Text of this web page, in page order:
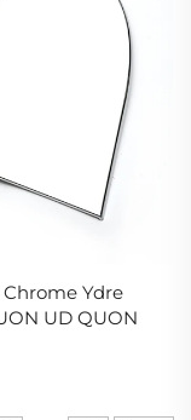
Ydre
UD QUON